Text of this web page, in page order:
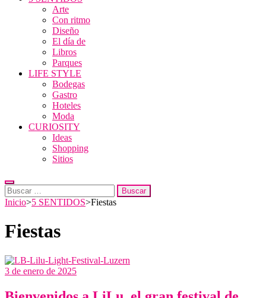
Arte
Con ritmo
Diseño
El día de
Libros
Parques
LIFE STYLE
Bodegas
Gastro
Hoteles
Moda
CURIOSITY
Ideas
Shopping
Sitios
Buscar:
Inicio>5 SENTIDOS>Fiestas
Fiestas
3 de enero de 2025